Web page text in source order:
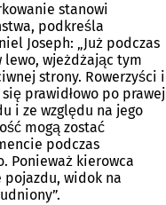
stanowi
podkreśla
Joseph: „Już podczas
wjeżdżając tym
strony. Rowerzyści i
prawidłowo po prawej
i ze względu na jego
mogą zostać
podczas
Ponieważ kierowca
widok na